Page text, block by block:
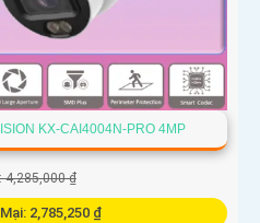
KX-CAI4004N-PRO 4MP
4,285,000 ₫
2,785,250 ₫